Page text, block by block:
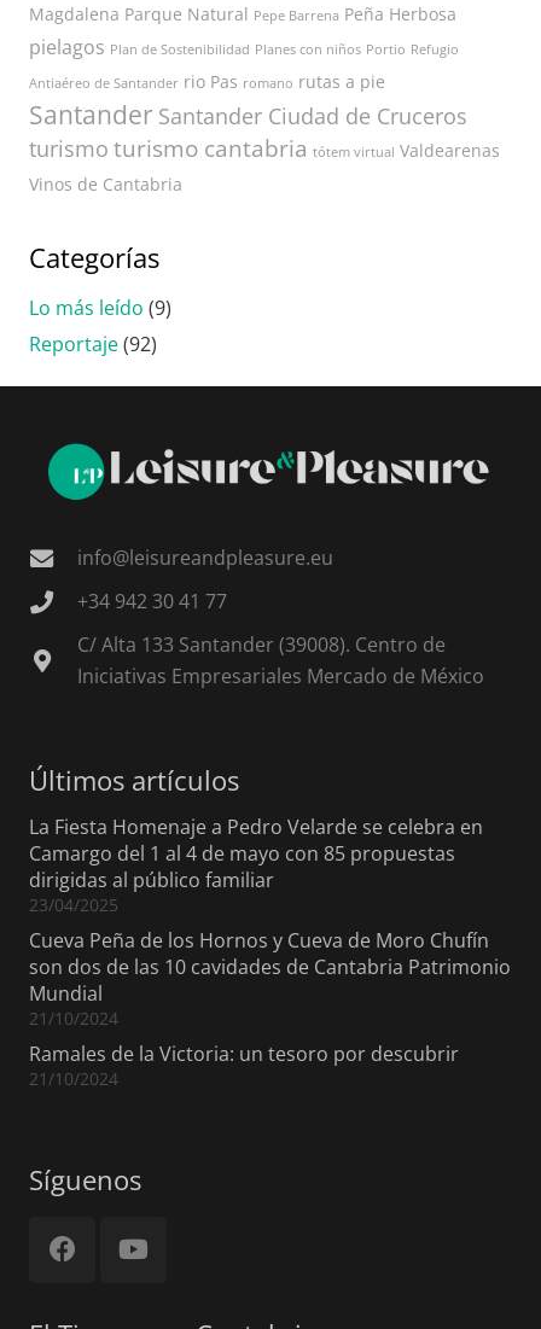
Magdalena Parque Natural Pepe Barrena Peña Herbosa
pielagos Plan de Sostenibilidad Planes con niños Portio Refugio
Antiaéreo de Santander rio Pas romano rutas a pie
Santander Santander Ciudad de Cruceros
turismo turismo cantabria tótem virtual Valdearenas
Vinos de Cantabria
Categorías
Lo más leído (9)
Reportaje(92)
info@leisureandpleasure.eu
+34 942 30 41 77
C/ Alta 133 Santander (39008). Centro de
Iniciativas Empresariales Mercado de México
Últimos artículos
La Fiesta Homenaje a Pedro Velarde se celebra en
Camargo del 1 al 4 de mayo con 85 propuestas
dirigidas al público familiar
23/04/2025
Cueva Peña de los Hornos y Cueva de Moro Chufín
son dos de las 10 cavidades de Cantabria Patrimonio
Mundial
21/10/2024
Ramales de la Victoria: un tesoro por descubrir
21/10/2024
Síguenos